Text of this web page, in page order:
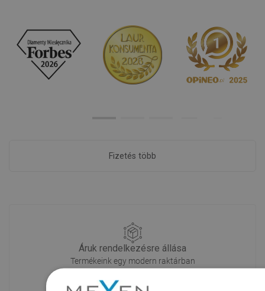
Fizetés több
Áruk rendelkezésre állása
Termékeink egy modern raktárban